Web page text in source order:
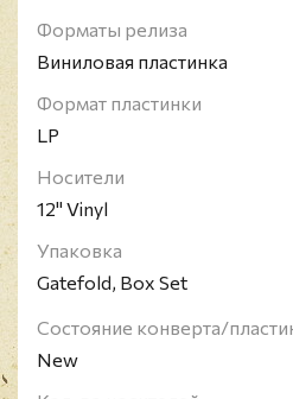
2006 году музыканты были
музыкальной славы
достижения на "American
Awards".Раритетное
производства!
Форматы релиза
Виниловая пластинка
Формат пластинки
LP
Носители
12" Vinyl
Упаковка
Gatefold, Box Set
Состояние конверта/
New